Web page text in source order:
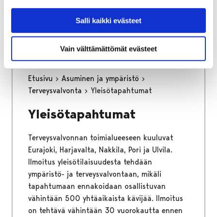
Salli kaikki evästeet
Vain välttämättömät evästeet
liikenneverkkosuunnitelman loppuraportin
Etusivu
Asuminen ja ympäristö
Terveysvalvonta
Yleisötapahtumat
Yleisötapahtumat
Terveysvalvonnan toimialueeseen kuuluvat
Eurajoki, Harjavalta, Nakkila, Pori ja Ulvila.
Ilmoitus yleisötilaisuudesta tehdään
ympäristö- ja terveysvalvontaan, mikäli
tapahtumaan ennakoidaan osallistuvan
vähintään 500 yhtäaikaista kävijää. Ilmoitus
on tehtävä vähintään 30 vuorokautta ennen